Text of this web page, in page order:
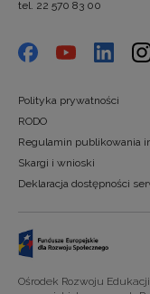
tel. 22 570 83 00
Polityka prywatności
RODO
Regulamin publikowania
Skargi i wnioski
Deklaracja dostępności
Ośrodek Rozwoju